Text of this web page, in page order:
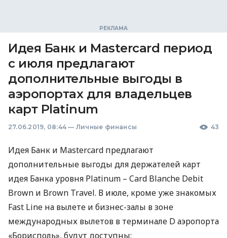
Идея Банк и Mastercard период
с июля предлагают
дополнительные выгоды в
аэропортах для владельцев
карт Platinum
27.06.2019, 08:44 — Личные финансы 43
Идея Банк и Mastercard предлагают
дополнительные выгоды для держателей карт
идея Банка уровня Platinum – Card Blanche Debit
Brown и Brown Travel. В июле, кроме уже знакомых
Fast Line на вылете и бизнес-залы в зоне
международных вылетов в терминале D аэропорта
«Борисполь», будут доступны: